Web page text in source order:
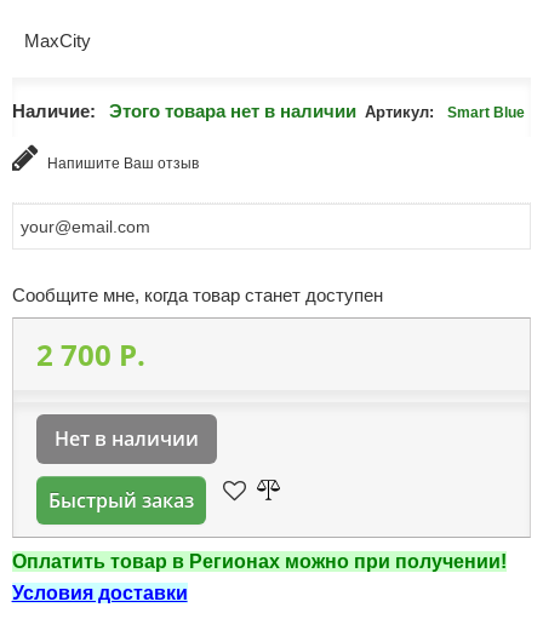
MaxCity
Наличие: Этого товара нет в наличии Артикул: Smart Blue
Напишите Ваш отзыв
Сообщите мне, когда товар станет доступен
2 700 P.
Нет в наличии
Быстрый заказ
Оплатить товар в Регионах можно при получении!
Условия доставки